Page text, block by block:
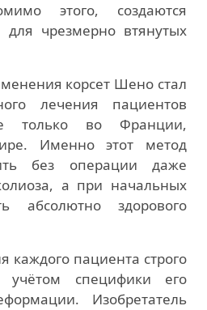
этого, создаются
для чрезмерно втянутых
корсет Шено стал
лечения пациентов
только во Франции,
Именно этот метод
без операции даже
а при начальных
абсолютно здорового
каждого пациента строго
учётом специфики его
Изобретатель